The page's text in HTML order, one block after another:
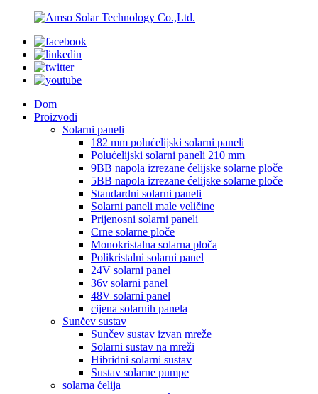
Dom
Proizvodi
Solarni paneli
182 mm polućelijski solarni paneli
Polućelijski solarni paneli 210 mm
9BB napola izrezane ćelijske solarne ploče
5BB napola izrezane ćelijske solarne ploče
Standardni solarni paneli
Solarni paneli male veličine
Prijenosni solarni paneli
Crne solarne ploče
Monokristalna solarna ploča
Polikristalni solarni panel
24V solarni panel
36v solarni panel
48V solarni panel
cijena solarnih panela
Sunčev sustav
Sunčev sustav izvan mreže
Solarni sustav na mreži
Hibridni solarni sustav
Sustav solarne pumpe
solarna ćelija